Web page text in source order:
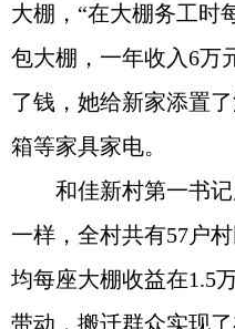
大棚，“在大棚务工时
包大棚，一年收入6万
了钱，她给新家添置
箱等家具家电。
和佳新村第一书
一样，全村共有57户
均每座大棚收益在1.5
带动，搬迁群众实现